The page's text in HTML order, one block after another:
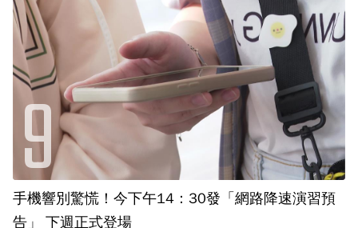
手機響別驚慌！今下午14：30發「網路降速演習預
告」 下週正式登場